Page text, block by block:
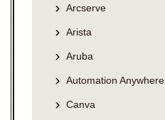
Arcserve
Arista
Aruba
Automation Anywhere
Canva